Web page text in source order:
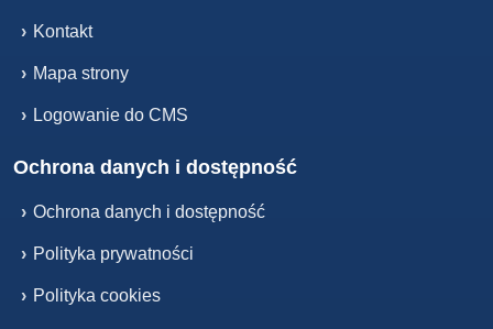
› Kontakt
› Mapa strony
› Logowanie do CMS
Ochrona danych i dostępność
› Ochrona danych i dostępność
› Polityka prywatności
› Polityka cookies